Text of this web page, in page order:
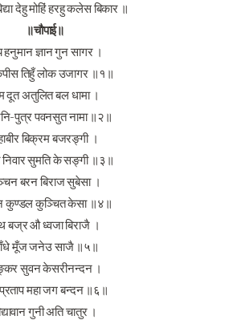
देहु मोहिं हरहु कलेस बिकार ॥
॥चौपाई॥
ज्ञान गुन सागर ।
तिहुँ लोक उजागर ॥१॥
दूत अतुलित बल धामा ।
पुत्र पवनसुत नामा ॥२॥
बिक्रम बजरङ्गी ।
सुमति के सङ्गी ॥३॥
बरन बिराज सुबेसा ।
कुण्डल कुञ्चित केसा ॥४॥
बज्र औ ध्वजा बिराजै ।
मूँज जनेउ साजै ॥५॥
सुवन केसरीनन्दन ।
महा जग बन्दन ॥६॥
गुनी अति चातुर ।